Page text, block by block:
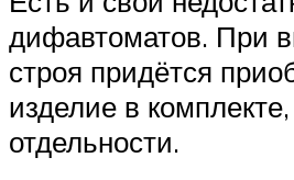
дифавтоматов. При
строя придётся
изделие в
отдельности.